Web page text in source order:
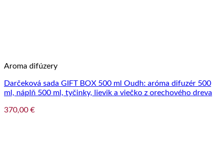
Aroma difúzery
Darčeková sada GIFT BOX 500 ml Oudh: aróma difuzér 500
ml, náplň 500 ml, tyčinky, lievik a viečko z orechového dreva
370,00 €